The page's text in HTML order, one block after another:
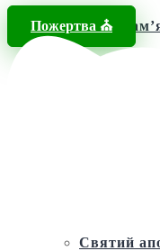
Фонд
Святий
Пожертва ⛪️